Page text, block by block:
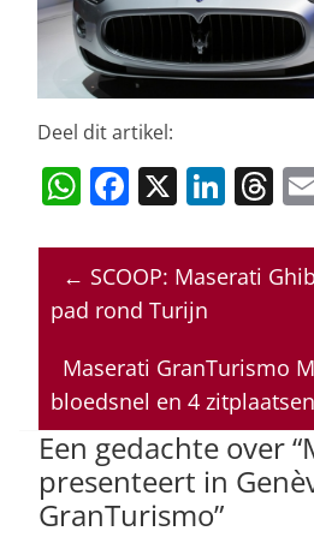
Deel dit artikel:
W
at
s
p
p
F
c
e
o
o
k
X Li
k
e
n
T
re
a
s
← SCOOP: Maserati
pad rond Turijn
Maserati GranTurismo
bloedsnel en 4 zitplaatsen
Een gedachte over “
presenteert in
GranTurismo”